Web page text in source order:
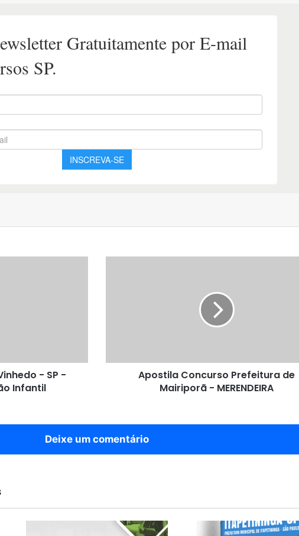
- SP -
Infantil
Apostila Concurso Prefeitura de
Mairiporã - MERENDEIRA
Deixe um comentário